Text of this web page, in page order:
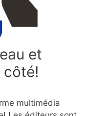
et
côté!
multimédia